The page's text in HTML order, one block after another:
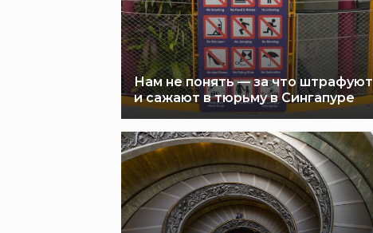
Нам не понять — за что штрафуют
и сажают в тюрьму в Сингапуре